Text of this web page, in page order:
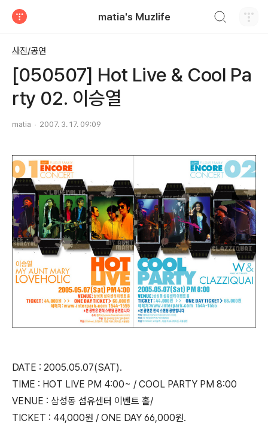
matia's Muzlife
사진/공연
[050507] Hot Live & Cool Pa
rty 02. 이승열
matia 2007. 3. 17. 09:09
DATE : 2005.05.07(SAT).
TIME : HOT LIVE PM 4:00~ / COOL PARTY PM 8:00
VENUE : 삼성동 섬유센터 이벤트 홀/
TICKET : 44,000원 / ONE DAY 66,000원.